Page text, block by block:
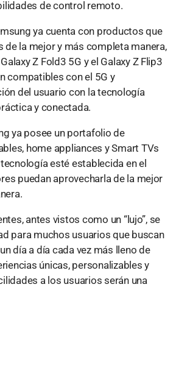
de control remoto.
ya cuenta con productos que
de la mejor y más completa manera,
Z Fold3 5G y el Galaxy Z Flip3
compatibles con el 5G y
del usuario con la tecnología
y conectada.
ya posee un portafolio de
home appliances y Smart TVs
esté establecida en el
puedan aprovecharla de la mejor
antes vistos como un “lujo”, se
para muchos usuarios que buscan
día a día cada vez más lleno de
únicas, personalizables y
a los usuarios serán una